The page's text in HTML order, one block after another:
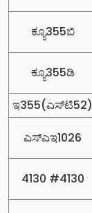
ಕ್ಯೂ355ಬಿ
ಕ್ಯೂ355ಡಿ
ಇ355(ಎಸ್‌ಟಿ52)
ಎಸ್‌ಎಇ1026
4130 #4130